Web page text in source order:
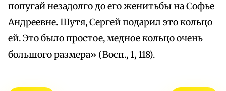
попугай незадолго до его женитьбы на Софье
Андреевне. Шутя, Сергей подарил это кольцо
ей. Это было простое, медное кольцо очень
большого размера» (Восп., 1, 118).